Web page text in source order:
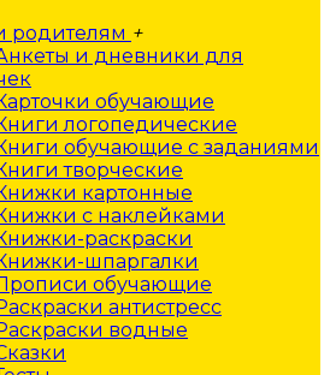
родителям +
и дневники для
обучающие
логопедические
обучающие с заданиями
творческие
картонные
с наклейками
раскраски
шпаргалки
обучающие
антистресс
водные